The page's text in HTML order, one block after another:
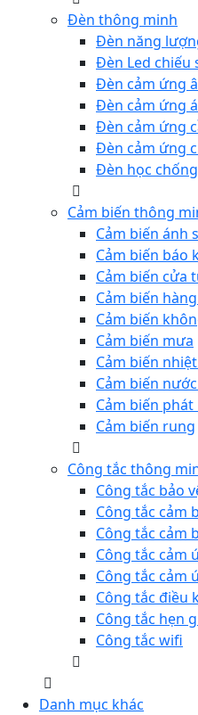
Đèn thông minh
Đèn năng
Đèn Led chiếu
Đèn cảm ứng
Đèn cảm ứng
Đèn cảm ứng
Đèn cảm ứng
Đèn học
Cảm biến thông
Cảm biến ánh
Cảm biến báo
Cảm biến cửa
Cảm biến
Cảm biến
Cảm biến mưa
Cảm biến
Cảm biến
Cảm biến
Cảm biến rung
Công tắc thông
Công tắc bảo
Công tắc cảm
Công tắc cảm
Công tắc cảm
Công tắc cảm
Công tắc điều
Công tắc hẹn
Công tắc wifi
Danh mục khác